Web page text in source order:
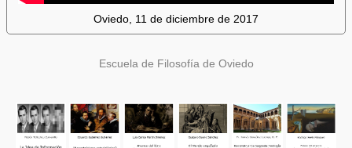
Oviedo, 11 de diciembre de 2017
Escuela de Filosofía de Oviedo